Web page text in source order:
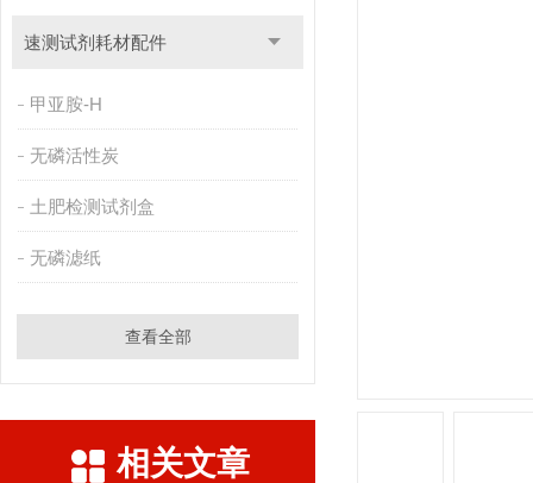
速测试剂耗材配件
甲亚胺-H
无磷活性炭
土肥检测试剂盒
无磷滤纸
查看全部
相关文章